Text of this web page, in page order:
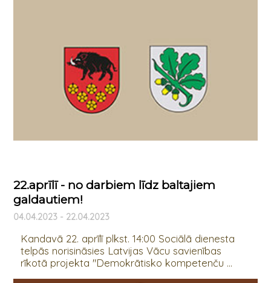
22.aprīlī - no darbiem līdz baltajiem
galdautiem!
04.04.2023 - 22.04.2023
Kandavā 22. aprīlī plkst. 14:00 Sociālā dienesta
telpās norisināsies Latvijas Vācu savienības
rīkotā projekta "Demokrātisko kompetenču ...